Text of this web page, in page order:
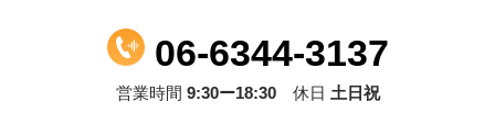
06-6344-3137
営業時間 9:30ー18:30休日 土日祝